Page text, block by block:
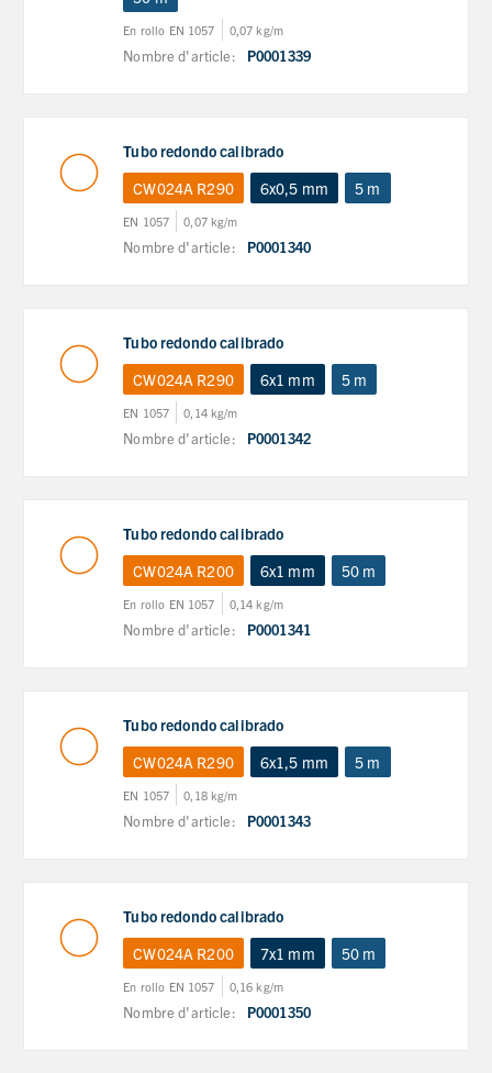
En rollo EN 1057 0,07 kg/m
Nombre d'article: P0001339
Tubo redondo calibrado
CW024A R290
6x0,5 mm 5 m
EN 1057 0,07 kg/m
Nombre d'article: P0001340
Tubo redondo calibrado
CW024A R290
6x1 mm 5 m
EN 1057 0,14 kg/m
Nombre d'article: P0001342
Tubo redondo calibrado
CW024A R200
6x1 mm 50 m
En rollo EN 1057 0,14 kg/m
Nombre d'article: P0001341
Tubo redondo calibrado
CW024A R290
6x1,5 mm 5 m
EN 1057 0,18 kg/m
Nombre d'article: P0001343
Tubo redondo calibrado
CW024A R200
7x1 mm 50 m
En rollo EN 1057 0,16 kg/m
Nombre d'article: P0001350